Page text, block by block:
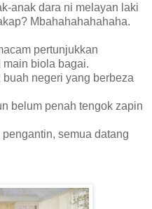
anak dara ni melayan laki
Mbahahahahahaha.
pertunjukkan
biola bagai.
negeri yang berbeza
belum penah tengok zapin
semua datang